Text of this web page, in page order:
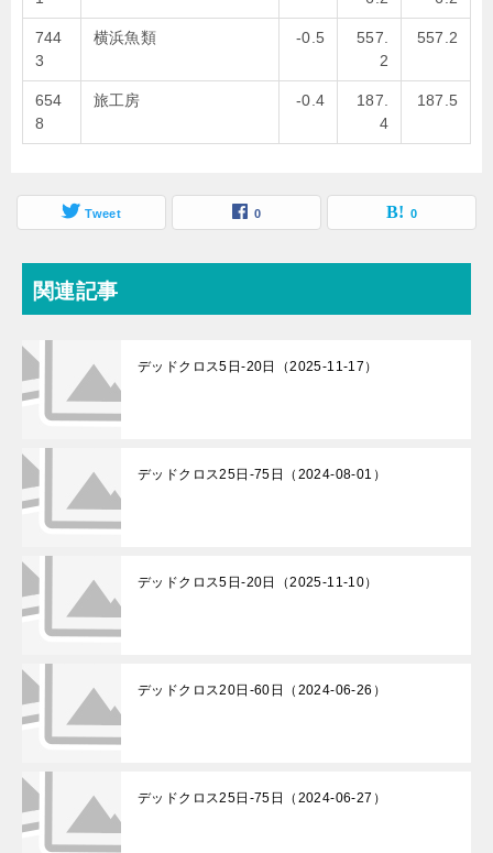
744
3
横浜魚類 -0.5
557.
2
557.2
654
8
旅工房 -0.4
187.
4
187.5
Tweet 0 0
関連記事
デッドクロス5日-20日（2025-11-17）
デッドクロス25日-75日（2024-08-01）
デッドクロス5日-20日（2025-11-10）
デッドクロス20日-60日（2024-06-26）
デッドクロス25日-75日（2024-06-27）